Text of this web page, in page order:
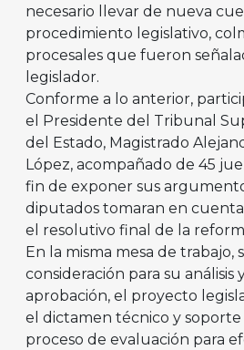
necesario llevar de nueva
procedimiento legislativo,
procesales que fueron
legislador.
Conforme a lo anterior,
el Presidente del Tribunal
del Estado, Magistrado
López, acompañado de 45
fin de exponer sus
diputados tomaran en cuenta
el resolutivo final de la
En la misma mesa de trabajo,
consideración para su análisis
aprobación, el proyecto
el dictamen técnico y
proceso de evaluación para